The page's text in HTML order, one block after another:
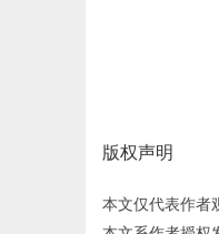
版权声明
本文仅代表作者